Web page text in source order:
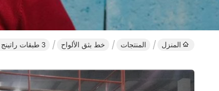
المنزل المنتجات خط بثق الألواح 3 طبقات راتينج اصطناعي خط إنتاج لوح بولي كلوريد الفينيل ASA